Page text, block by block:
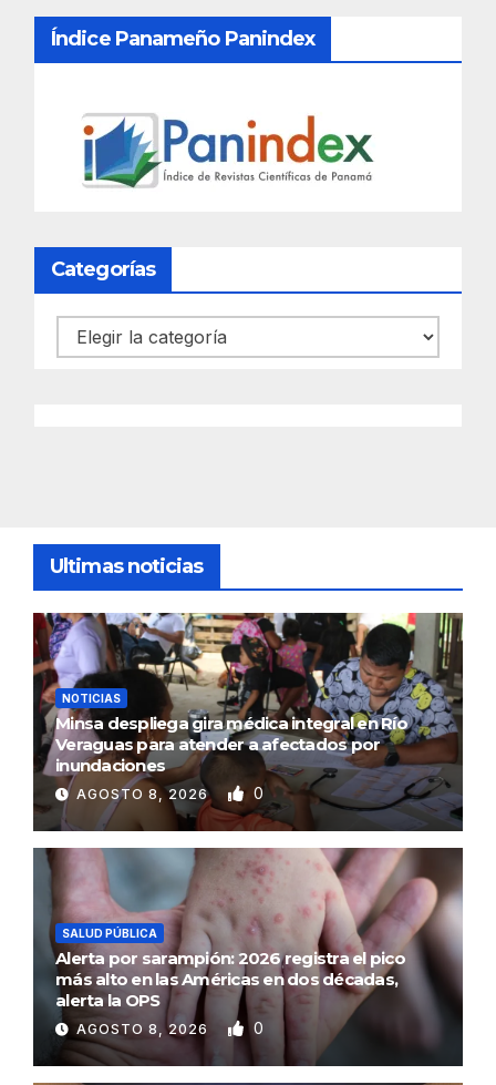
Índice Panameño Panindex
Categorías
Categorías
Ultimas noticias
NOTICIAS
Minsa despliega gira médica integral en Río
Veraguas para atender a afectados por
inundaciones
AGOSTO 8, 2026 0
SALUD PÚBLICA
Alerta por sarampión: 2026 registra el pico
más alto en las Américas en dos décadas,
alerta la OPS
AGOSTO 8, 2026 0